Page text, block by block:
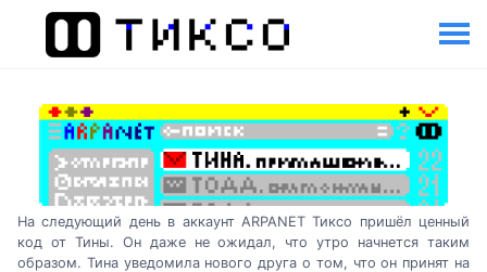
На следующий день в аккаунт ARPANET Тиксо пришёл ценный
код от Тины. Он даже не ожидал, что утро начнется таким
образом. Тина уведомила нового друга о том, что он принят на